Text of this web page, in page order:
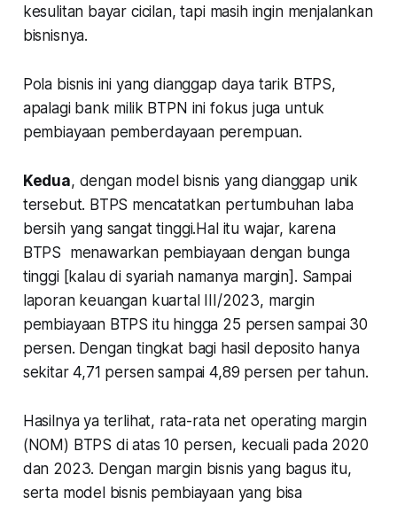
kesulitan bayar cicilan, tapi masih ingin menjalankan
bisnisnya.
Pola bisnis ini yang dianggap daya tarik BTPS,
apalagi bank milik BTPN ini fokus juga untuk
pembiayaan pemberdayaan perempuan.
Kedua, dengan model bisnis yang dianggap unik
tersebut. BTPS mencatatkan pertumbuhan laba
bersih yang sangat tinggi.Hal itu wajar, karena
BTPS menawarkan pembiayaan dengan bunga
tinggi [kalau di syariah namanya margin]. Sampai
laporan keuangan kuartal III/2023, margin
pembiayaan BTPS itu hingga 25 persen sampai 30
persen. Dengan tingkat bagi hasil deposito hanya
sekitar 4,71 persen sampai 4,89 persen per tahun.
Hasilnya ya terlihat, rata-rata net operating margin
(NOM) BTPS di atas 10 persen, kecuali pada 2020
dan 2023. Dengan margin bisnis yang bagus itu,
serta model bisnis pembiayaan yang bisa